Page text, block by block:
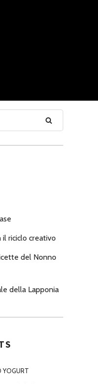
PASTICCIERE
riciclo creativo
del Nonno
della Lapponia
YOGURT